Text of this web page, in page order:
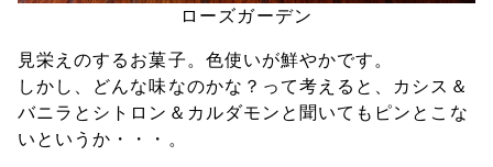
ローズガーデン
見栄えのするお菓子。色使いが鮮やかです。
しかし、どんな味なのかな？って考えると、カシス＆
バニラとシトロン＆カルダモンと聞いてもピンとこな
いというか・・・。